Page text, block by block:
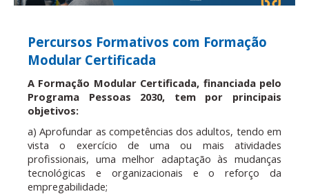
Percursos Formativos com Formação
Modular Certificada
A Formação Modular Certificada, financiada pelo
Programa Pessoas 2030, tem por principais
objetivos:
a) Aprofundar as competências dos adultos, tendo em
vista o exercício de uma ou mais atividades
profissionais, uma melhor adaptação às mudanças
tecnológicas e organizacionais e o reforço da
empregabilidade;